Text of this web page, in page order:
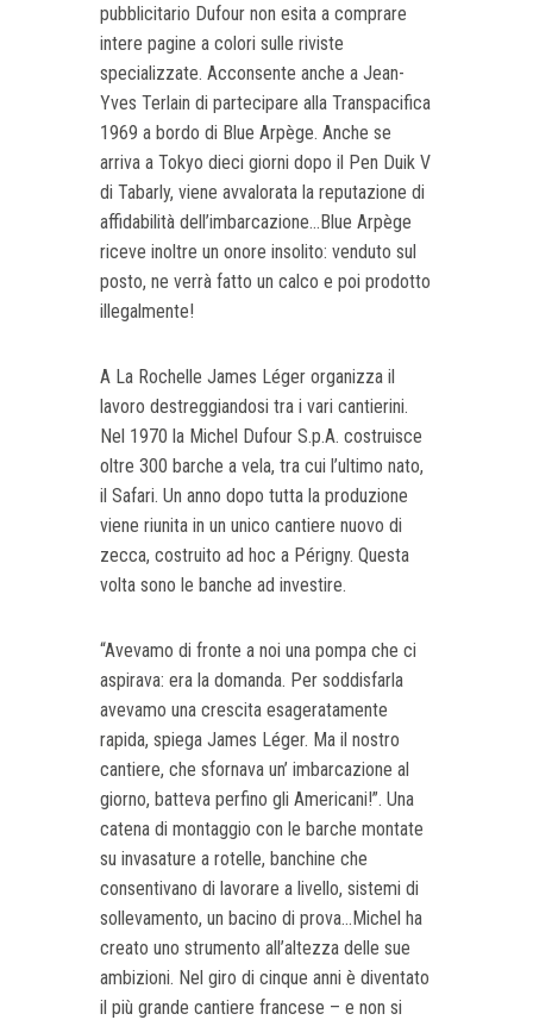
pubblicitario Dufour non esita a comprare
intere pagine a colori sulle riviste
specializzate. Acconsente anche a Jean-
Yves Terlain di partecipare alla Transpacifica
1969 a bordo di Blue Arpège. Anche se
arriva a Tokyo dieci giorni dopo il Pen Duik V
di Tabarly, viene avvalorata la reputazione di
affidabilità dell’imbarcazione...Blue Arpège
riceve inoltre un onore insolito: venduto sul
posto, ne verrà fatto un calco e poi prodotto
illegalmente!
A La Rochelle James Léger organizza il
lavoro destreggiandosi tra i vari cantierini.
Nel 1970 la Michel Dufour S.p.A. costruisce
oltre 300 barche a vela, tra cui l’ultimo nato,
il Safari. Un anno dopo tutta la produzione
viene riunita in un unico cantiere nuovo di
zecca, costruito ad hoc a Périgny. Questa
volta sono le banche ad investire.
“Avevamo di fronte a noi una pompa che ci
aspirava: era la domanda. Per soddisfarla
avevamo una crescita esageratamente
rapida, spiega James Léger. Ma il nostro
cantiere, che sfornava un’ imbarcazione al
giorno, batteva perfino gli Americani!”. Una
catena di montaggio con le barche montate
su invasature a rotelle, banchine che
consentivano di lavorare a livello, sistemi di
sollevamento, un bacino di prova...Michel ha
creato uno strumento all’altezza delle sue
ambizioni. Nel giro di cinque anni è diventato
il più grande cantiere francese – e non si